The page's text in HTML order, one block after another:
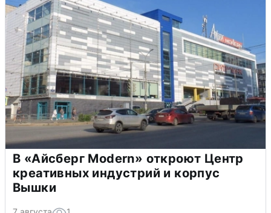
В «Айсберг Modern» откроют Центр
креативных индустрий и корпус
Вышки